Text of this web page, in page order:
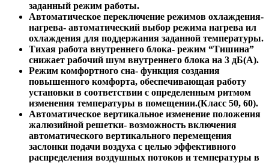
заданный режим работы.
Автоматическое переключение режимов охлаждения-
нагрева- автоматический выбор режима нагрева ил
охлаждения для поддержания заданной температуры.
Тихая работа внутреннего блока- режим “Тишина”
снижает рабочий шум внутреннего блока на 3 дБ(A).
Режим комфортного сна- функция создания
повышенного комфорта, обеспечивающая работу
установки в соответствии с определенным ритмом
изменения температуры в помещении.(Класс 50, 60).
Автоматическое вертикальное изменение положения
жалюзийной решетки- возможность включения
автоматического вертикального перемещения
заслонки подачи воздуха с целью эффективного
распределения воздушных потоков и температуры в